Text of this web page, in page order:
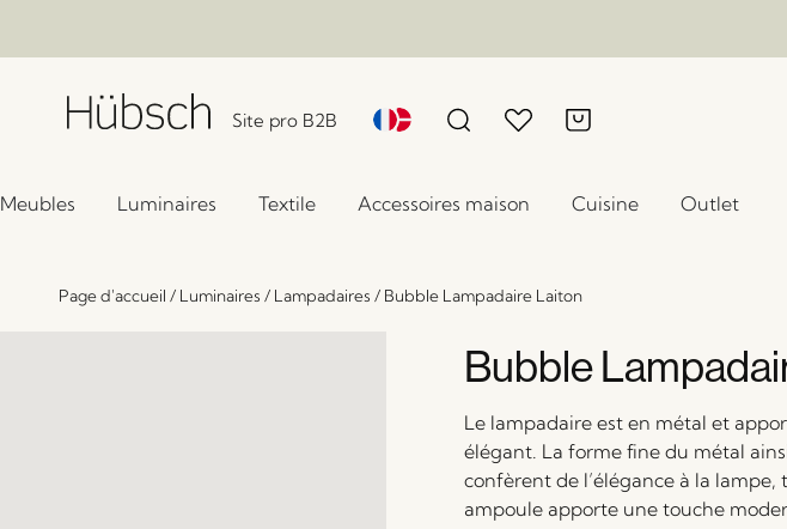
Site pro B2B
Meubles Luminaires Textile Accessoires maison Cuisine Outlet
Page d'accueil / Luminaires / Lampadaires / Bubble Lampadaire Laiton
Bubble
Le lampadaire est en métal et
élégant. La forme fine du métal
confèrent de l’élégance à la
ampoule apporte une touche